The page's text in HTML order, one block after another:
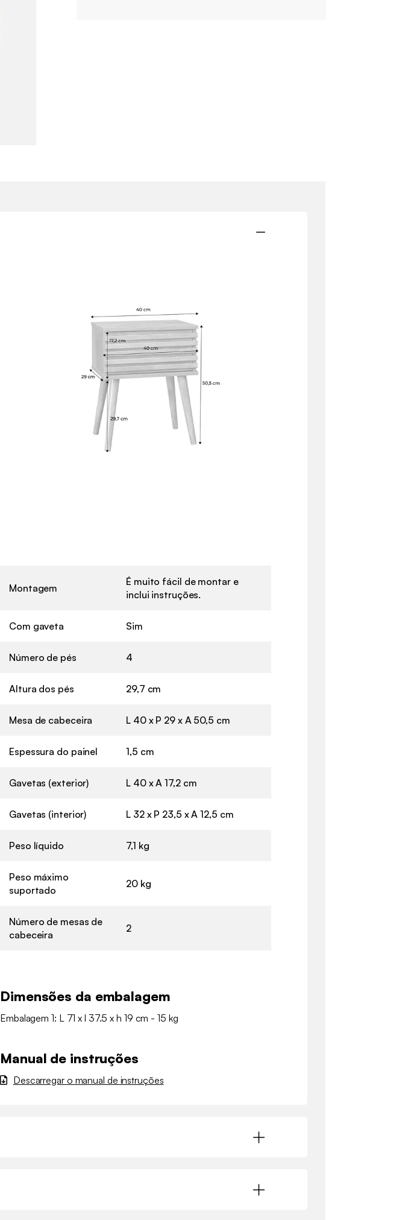
Montagem
É muito fácil de montar e
inclui instruções.
Com gaveta Sim
Número de pés 4
Altura dos pés 29,7 cm
Mesa de cabeceira L 40 x P 29 x A 50,5 cm
Espessura do painel 1,5 cm
Gavetas (exterior) L 40 x A 17,2 cm
Gavetas (interior) L 32 x P 23,5 x A 12,5 cm
Peso líquido 7,1 kg
Peso máximo
suportado
20 kg
Número de mesas de
cabeceira
2
Dimensões da embalagem
Embalagem 1: L 71 x l 37.5 x h 19 cm - 15 kg
Manual de instruções
Descarregar o manual de instruções